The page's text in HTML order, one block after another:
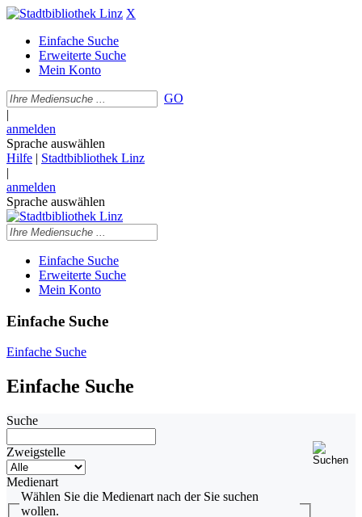
X
Einfache Suche
Erweiterte Suche
Mein Konto
GO
|
anmelden
Sprache auswählen
Hilfe | Stadtbibliothek Linz
|
anmelden
Sprache auswählen
Einfache Suche
Erweiterte Suche
Mein Konto
Einfache Suche
Einfache Suche
Einfache Suche
Suche
Zweigstelle
Medienart
Wählen Sie die Medienart nach der Sie suchen
wollen.